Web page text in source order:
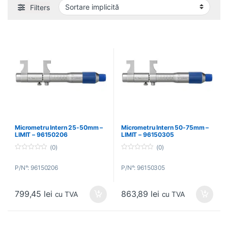
Filters
Micrometru Intern 25-50mm –
LIMIT – 96150206
u
5
(0)
P/N°: 96150206
799,45 lei cu TVA
Micrometru Intern 50-75mm –
LIMIT – 96150305
u
5
(0)
P/N°: 96150305
863,89 lei cu TVA